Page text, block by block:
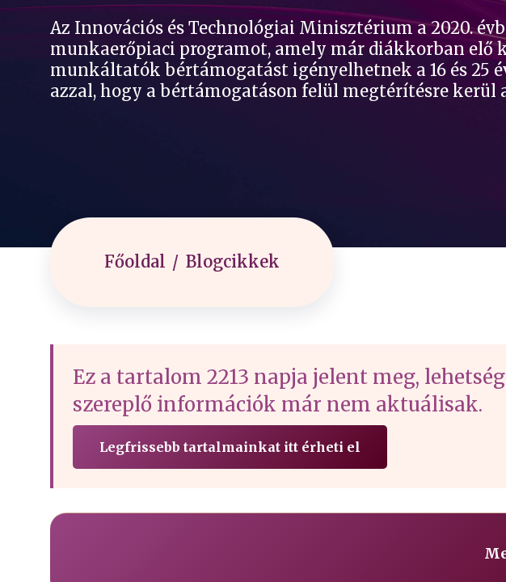
Az Innovációs és Technológiai Minisztérium a 2020.
munkaerőpiaci programot, amely már diákkorban
munkáltatók bértámogatást igényelhetnek a 16 és
azzal, hogy a bértámogatáson felül megtérítésre kerül
Főoldal Blogcikkek
Ez a tartalom 2213 napja jelent meg,
szereplő információk már nem aktuálisak.
Legfrissebb tartalmainkat itt érheti el